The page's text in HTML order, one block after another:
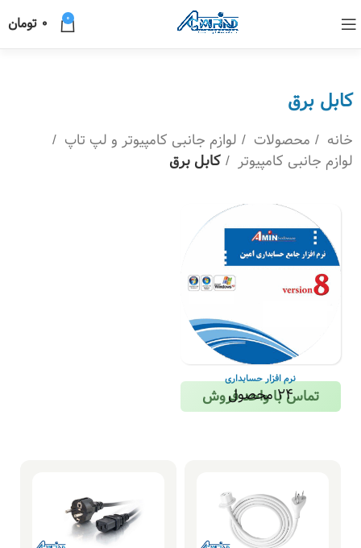
0
0 تومان
کابل برق
خانه محصولات
لوازم جانبی کامپیوتر و لپ تاپ
لوازم جانبی کامپیوتر
کابل برق
نرم افزار حسابداری
24 محصول
تماس با واحد فروش